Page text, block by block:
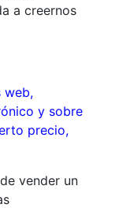
a creernos
web,
y sobre
precio,
vender un